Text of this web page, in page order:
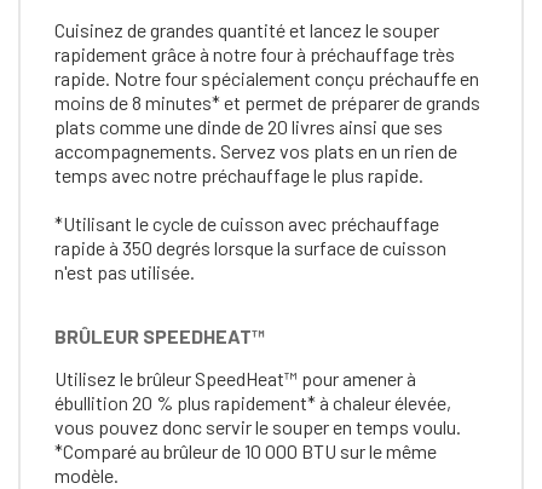
Cuisinez de grandes quantité et lancez le souper
rapidement grâce à notre four à préchauffage très
rapide. Notre four spécialement conçu préchauffe en
moins de 8 minutes* et permet de préparer de grands
plats comme une dinde de 20 livres ainsi que ses
accompagnements. Servez vos plats en un rien de
temps avec notre préchauffage le plus rapide.
*Utilisant le cycle de cuisson avec préchauffage
rapide à 350 degrés lorsque la surface de cuisson
n'est pas utilisée.
BRÛLEUR SPEEDHEAT™
Utilisez le brûleur SpeedHeat™ pour amener à
ébullition 20 % plus rapidement* à chaleur élevée,
vous pouvez donc servir le souper en temps voulu.
*Comparé au brûleur de 10 000 BTU sur le même
modèle.